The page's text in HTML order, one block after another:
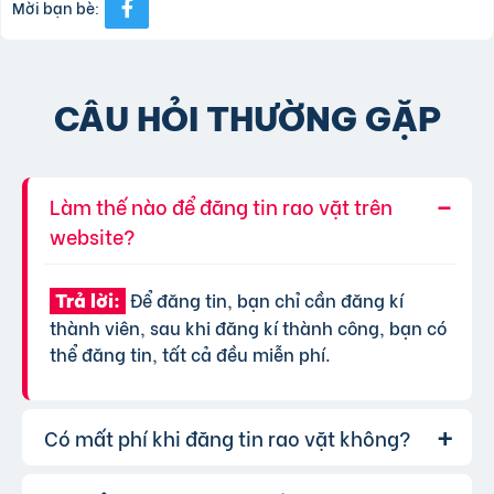
Mời bạn bè:
CÂU HỎI THƯỜNG GẶP
Làm thế nào để đăng tin rao vặt trên
website?
Trả lời: Để đăng tin, bạn chỉ cần đăng kí
thành viên, sau khi đăng kí thành công, bạn có
thể đăng tin, tất cả đều miễn phí.
Có mất phí khi đăng tin rao vặt không?